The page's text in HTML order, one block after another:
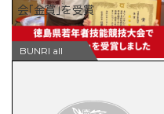
会「金賞」を受賞